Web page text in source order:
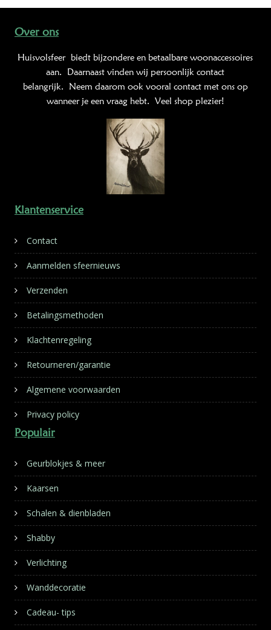
Over ons
Huisvolsfeer biedt bijzondere en betaalbare woonaccessoires
aan. Daarnaast vinden wij persoonlijk contact
belangrijk. Neem daarom ook vooral contact met ons op
wanneer je een vraag hebt. Veel shop plezier!
Klantenservice
Contact
Aanmelden sfeernieuws
Verzenden
Betalingsmethoden
Klachtenregeling
Retourneren/garantie
Algemene voorwaarden
Privacy policy
Populair
Geurblokjes & meer
Kaarsen
Schalen & dienbladen
Shabby
Verlichting
Wanddecoratie
Cadeau- tips